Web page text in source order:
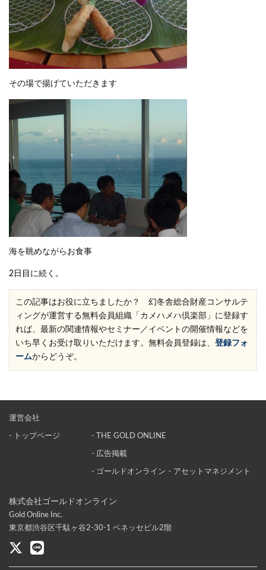
その場で揚げていただきます
海を眺めながらお食事
2日目 に続く。
この記事はお役に立ちましたか？ 幻冬舎総合財産コンサルテ
ィングが運営する無料会員組織「カメハメハ倶楽部」に登録す
れば、最新の関連情報やセミナー／イベントの開催情報などを
いち早くお受け取りいただけます。無料会員登録は、 登録フォ
ームからどうぞ。
株式会社ゴールドオンライン
Gold Online Inc.
東京都渋谷区千駄ヶ谷2-30-1 ベネッセビル2階
運営会社
- トップページ - THE GOLD ONLINE
- 広告掲載
- ゴールドオンライン・アセットマネジメント